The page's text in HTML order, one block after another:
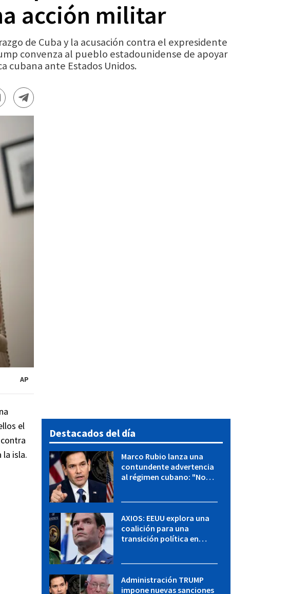
acción militar
de Cuba y la acusación contra el expresidente
convenza al pueblo estadounidense de apoyar
cubana ante Estados Unidos.
AP
el
la isla.
Destacados del día
Marco Rubio lanza una
contundente advertencia
al régimen cubano: "No
AXIOS: EEUU explora una
coalición para una
transición política en
Administración TRUMP
impone nuevas sanciones